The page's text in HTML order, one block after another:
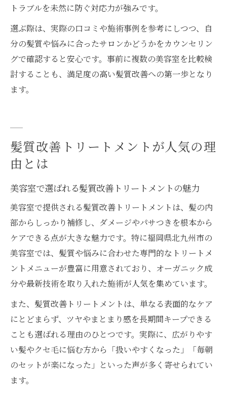
トラブルを未然に防ぐ対応力が強みです。
選ぶ際は、実際の口コミや施術事例を参考にしつつ、自
分の髪質や悩みに合ったサロンかどうかをカウンセリン
グで確認すると安心です。事前に複数の美容室を比較検
討することも、満足度の高い髪質改善への第一歩となり
ます。
髪質改善トリートメントが人気の理
由とは
美容室で選ばれる髪質改善トリートメントの魅力
美容室で提供される髪質改善トリートメントは、髪の内
部からしっかり補修し、ダメージやパサつきを根本から
ケアできる点が大きな魅力です。特に福岡県北九州市の
美容室では、髪質や悩みに合わせた専門的なトリートメ
ントメニューが豊富に用意されており、オーガニック成
分や最新技術を取り入れた施術が人気を集めています。
また、髪質改善トリートメントは、単なる表面的なケア
にとどまらず、ツヤやまとまり感を長期間キープできる
ことも選ばれる理由のひとつです。実際に、広がりやす
い髪やクセ毛に悩む方から「扱いやすくなった」「毎朝
のセットが楽になった」といった声が多く寄せられてい
ます。